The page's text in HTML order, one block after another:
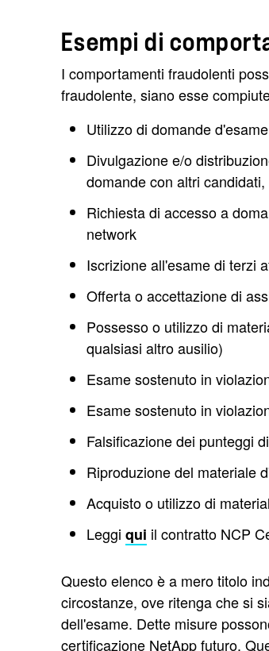
Esempi di
I comportamenti fraudolenti
fraudolente, siano esse
Utilizzo di domande
Divulgazione e/o
domande con altri
Richiesta di accesso a
network
Iscrizione all'esame di terzi
Offerta o accettazione di
Possesso o utilizzo di
qualsiasi altro ausilio)
Esame sostenuto in
Esame sostenuto in
Falsificazione dei punteggi
Riproduzione del materiale
Acquisto o utilizzo di
Leggi qui il contratto NCP
Questo elenco è a mero titolo
circostanze, ove ritenga che si
dell'esame. Dette misure
certificazione NetApp futuro.